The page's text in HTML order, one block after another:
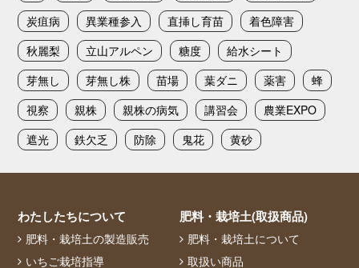
炭疽病
異業種参入 直挿し育苗
着色障害
秋麗梨
立山アルペン 糖度
給水シート
芽無し
芽無し株 苗場 葉ダニ 薬害
蜂
視察
親株 親株の病気 講習会
農業EXPO
遮光
鉄欠乏 防除 鬼花 黄砂
わたしたちについて
肥料・栽培土の製造販売
いちご栽培指導
肥料・栽培土(取扱商品)
肥料・栽培土について
取扱い商品